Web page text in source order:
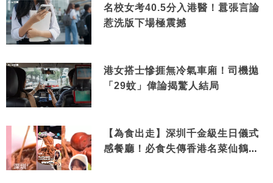
名校女考40.5分入港醫！囂張言論
惹洗版下場極震撼
港女搭士慘捱無冷氣車廂！司機拋
「29蚊」偉論揭驚人結局
【為食出走】深圳千金級生日儀式
感餐廳！必食失傳香港名菜仙鶴神